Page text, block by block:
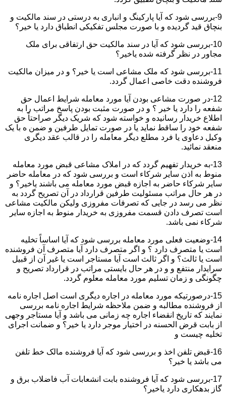
9-بررسی شود که آیا پارکینگ و انباری به درستی در سند مالکیت و
بنچاق قید گردیده و با صورت مجلس تفکیکی انطباق دارد یا خیر؟
10-بررسی شود که آیا در سند مالکیت حق ارتفاقی برای ملک
مجاور در نظر گرفته شده یاخیر؟
11-بررسی شود که ملک مشاعی است یا خیر؟ و در میزان مالکیت
فروشنده دقت خاصی اعمال گردد.
12-در صورت مشاعی بودن آیا مورد معامله شرایط اعمال حق
شفعه را دارد یا خیر ؟ و در صورت مثبت بودن پاسخ مراتب را به
اطلاع خریدار رسانیده و خواسته شود که شریک دیگر صراحتاً حق
شفعه خود را ساقط نماید یا در صورت تمایل طرفین و ضمن ه با یک
وکیل دعاوی یا فرد مطلع دیگر معامله را در قالب عقد دیگری
منعقد نمائید.
13-به خریدار تفهیم گردد که در املاک مشاعی قبض مورد معامله
منوط به اذن سایر شرکاء است و بررسی شود که در معامله حاضر
سایر شرکاء حاضر به اجازه قبض مورد معامله می باشند یاخیر؟ و
در هر حال مراتب مسئولیت طرفین قرارداد در آن تصریح گردد به
نظر می رسد در جایی که تصرفات مفروزی ولیکن مالکیت مشاعی
است تصرف دادن قسمت مفروزی به خریدار منوط به اجازه سایر
شرکاء نمی باشد.
14-وضعیت فعلی مورد معامله بررسی شود که آیا اساساً تخلیه
است یا متصرف دارد ؟ و اگر متصرف دارد آیا متصرف آن فروشنده
است یا ثالث؟ و اگر ثالث است آیا مستاجر است یا غیر آن از قبیل
سرایدار منتفع و و در هر حال بایستی مراتب در قرارداد تصریح و
چگونگی و زمان تسلیم مورد معامله معلوم گردد.
15-درصورتیکه مورد معامله در اجاره دیگری است اصل اجاره نامه
از فروشنده مطالبه و ضمن ملاحظه شرایط اجاره نامه بررسی
نمایند که تاریخ انقضاء اجاره چه زمانی می باشد و آیا مستاجر وجهی
از بابت قرض الحسنه در اختیار موجر دارد یا خیر؟ و ضمانت اجرای
تخلیه چیست و
16-قبض تلفن اخذ و بررسی شود که آیا فروشنده مالک خط تلفن
می باشد یا خیر؟
17-بررسی شود که آیا فروشنده بابت انشعابات آب فاضلاب برق و
گاز بدهکاری دارد یاخیر؟